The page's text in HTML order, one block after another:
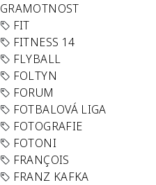
GRAMOTNOST
FIT
FITNESS 14
FLYBALL
FOLTYN
FORUM
FOTBALOVÁ LIGA
FOTOGRAFIE
FOTONI
FRANÇOIS
FRANZ KAFKA